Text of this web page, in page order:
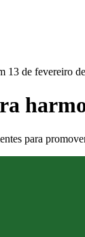
13 de fevereiro
para